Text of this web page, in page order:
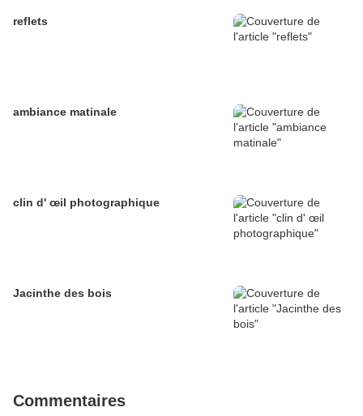
reflets
ambiance matinale
clin d' œil photographique
Jacinthe des bois
Commentaires